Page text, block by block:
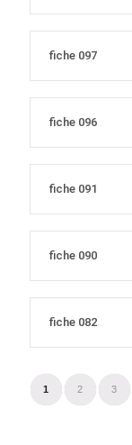
fiche 097
fiche 096
fiche 091
fiche 090
fiche 082
1 2 3